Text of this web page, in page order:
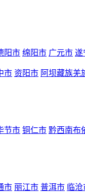
阳市 绵阳市 广元市 遂
市 资阳市 阿坝藏族羌
节市 铜仁市 黔西南布
市 丽江市 普洱市 临